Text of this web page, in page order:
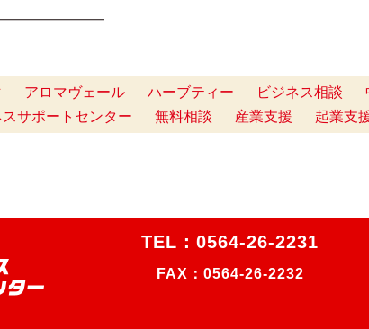
アロマヴェール ハーブティー ビジネス相談
サポートセンター 無料相談 産業支援 起業支
TEL：0564-26-2231
FAX：0564-26-2232